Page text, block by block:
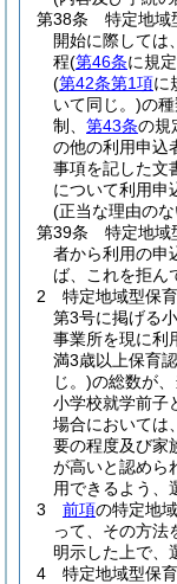
第38条
特定地域
開始に際しては
程(第46条に規
(第42条第1項に
いて同じ。)の
制、 第43条の規
の他の利用申込
事項を記した文
について利用申
(正当な理由の
第39条
特定地域
者から利用の申
ば、これを拒ん
2
特定地域型保
第3号に掲げる
事業所を現に利
満3歳以上保育
じ。)の総数が
小学校就学前子
場合においては
要の程度及び家
が高いと認めら
用できるよう、
3
前項の特定地
って、その方法
明示した上で、
4
特定地域型保